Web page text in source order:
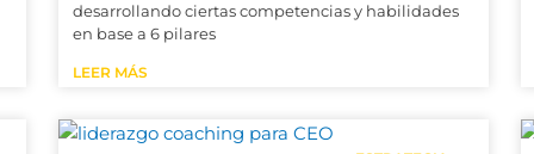
desarrollando ciertas competencias y habilidades
en base a 6 pilares
LEER MÁS